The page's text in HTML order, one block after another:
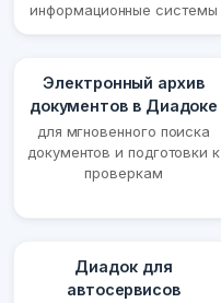
информационные системы
Электронный архив
документов в Диадоке
для мгновенного поиска
документов и подготовки к
проверкам
Диадок для
автосервисов